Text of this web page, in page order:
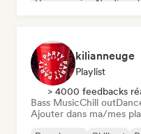
House music
Nu-disco /
kilianneuge
Playlist
> 4000 feedbacks
Bass MusicChill out
Ajouter dans ma/mes